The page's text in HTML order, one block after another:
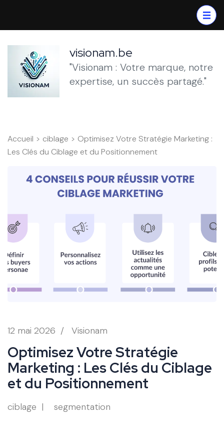
contenu
(Pressez
Entrée)
visionam.be
"Visionam : Votre marque, notre
expertise, un succès partagé."
Accueil > ciblage > Optimisez Votre Stratégie Marketing :
Les Clés du Ciblage et du Positionnement
12 mai 2026 / Visionam
Optimisez Votre Stratégie
Marketing : Les Clés du Ciblage
et du Positionnement
ciblage segmentation